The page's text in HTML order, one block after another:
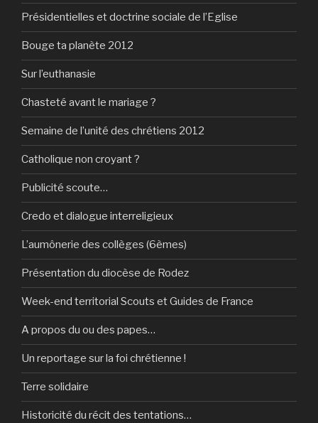
Présidentielles et doctrine sociale de l’Eglise
Bouge ta planète 2012
Sur l’euthanasie
Chasteté avant le mariage ?
Semaine de l’unité des chrétiens 2012
Catholique non croyant ?
Publicité scoute…
Credo et dialogue interreligieux
L’aumônerie des collèges (6èmes)
Présentation du diocèse de Rodez
Week-end territorial Scouts et Guides de France
A propos du ou des papes…
Un reportage sur la foi chrétienne !
Terre solidaire
Historicité du récit des tentations…